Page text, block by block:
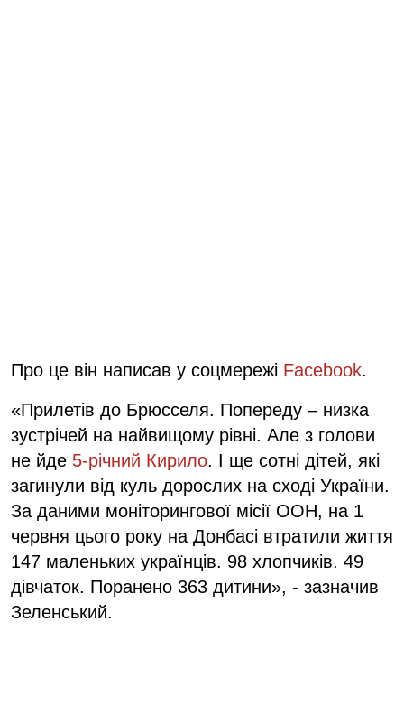
Про це він написав у соцмережі Facebook.
«Прилетів до Брюсселя. Попереду – низка
зустрічей на найвищому рівні. Але з голови
не йде 5-річний Кирило. І ще сотні дітей, які
загинули від куль дорослих на сході України.
За даними моніторингової місії ООН, на 1
червня цього року на Донбасі втратили життя
147 маленьких українців. 98 хлопчиків. 49
дівчаток. Поранено 363 дитини», - зазначив
Зеленський.